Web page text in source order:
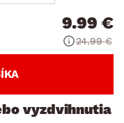
9.99 €
24.99 €
vyzdvihnutia